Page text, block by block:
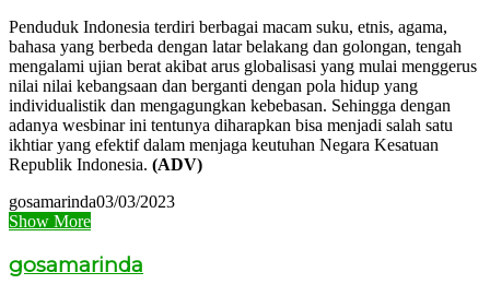
Penduduk Indonesia terdiri berbagai macam suku, etnis, agama,
bahasa yang berbeda dengan latar belakang dan golongan, tengah
mengalami ujian berat akibat arus globalisasi yang mulai menggerus
nilai nilai kebangsaan dan berganti dengan pola hidup yang
individualistik dan mengagungkan kebebasan. Sehingga dengan
adanya wesbinar ini tentunya diharapkan bisa menjadi salah satu
ikhtiar yang efektif dalam menjaga keutuhan Negara Kesatuan
Republik Indonesia. (ADV)
gosamarinda03/03/2023
Show More
gosamarinda